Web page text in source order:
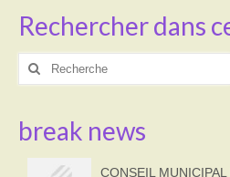
Rechercher dans
Rechercher
break news
CONSEIL